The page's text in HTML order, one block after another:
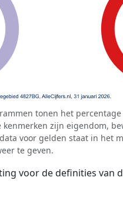
tonen het
zijn eigendom,
voor gelden staat in het
te geven.
voor de definities van